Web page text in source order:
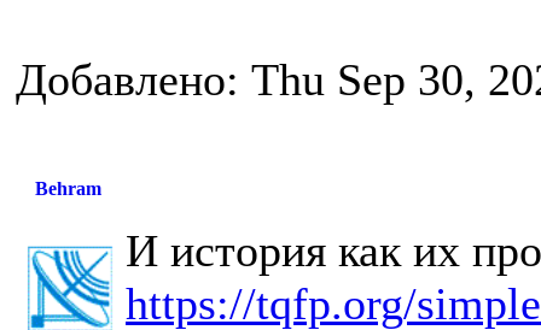
Добавлено: Thu Sep 30,
Behram
И история как их
https://tqfp.org/